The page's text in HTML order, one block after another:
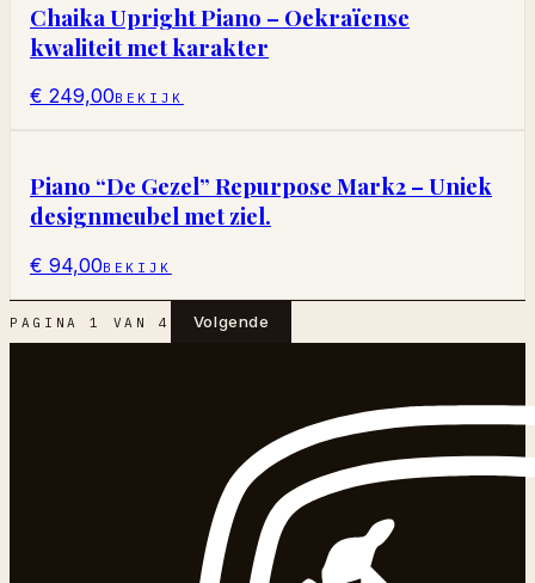
Chaika Upright Piano – Oekraïense
kwaliteit met karakter
€ 249,00BEKIJK
Piano “De Gezel” Repurpose Mark2 – Uniek
designmeubel met ziel.
€ 94,00BEKIJK
PAGINA1 VAN4 Volgende